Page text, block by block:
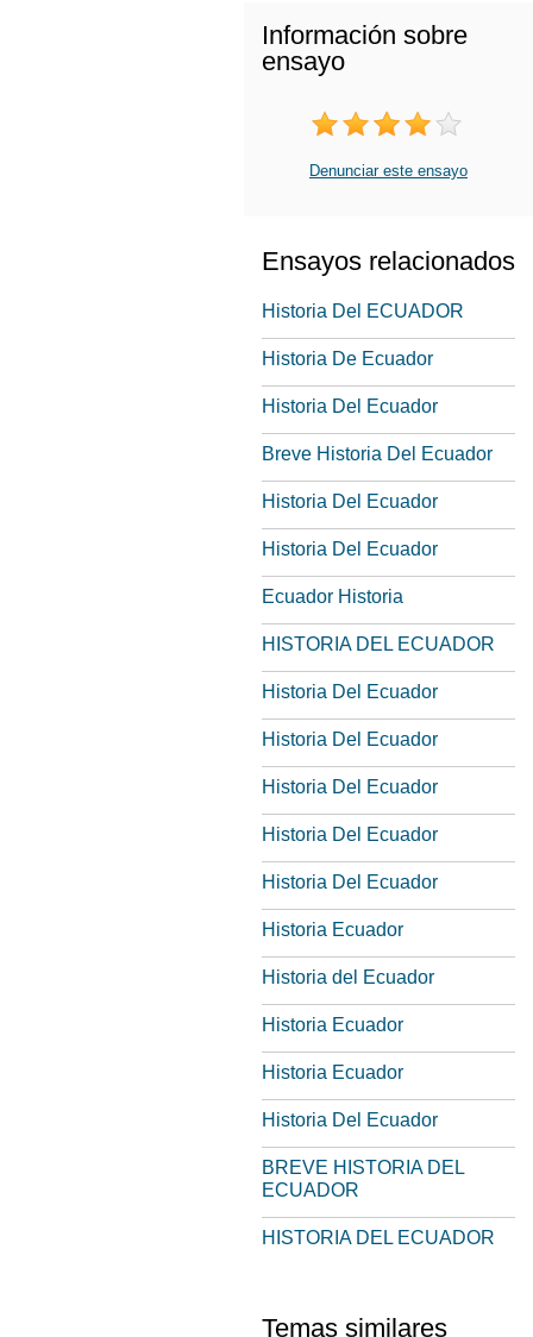
Información sobre
ensayo
Denunciar este ensayo
Ensayos relacionados
Historia Del ECUADOR
Historia De Ecuador
Historia Del Ecuador
Breve Historia Del Ecuador
Historia Del Ecuador
Historia Del Ecuador
Ecuador Historia
HISTORIA DEL ECUADOR
Historia Del Ecuador
Historia Del Ecuador
Historia Del Ecuador
Historia Del Ecuador
Historia Del Ecuador
Historia Ecuador
Historia del Ecuador
Historia Ecuador
Historia Ecuador
Historia Del Ecuador
BREVE HISTORIA DEL
ECUADOR
HISTORIA DEL ECUADOR
Temas similares